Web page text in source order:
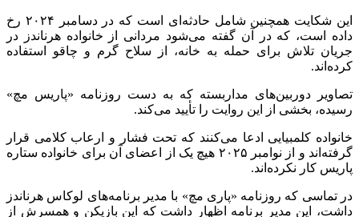
این شکایت همچنین شامل حادثه‌ای است که در دسامبر ۲۰۲۴ رخ
داده است، که در آن گفته می‌شود مردانی از خانواده هرناندز در
جریان تلاش برای حمله به خانه، از سلاح گرم و چاقو استفاده
کرده‌اند.
تصاویر دوربین‌های مداربسته که به دست روزنامه «پاریس مچ»
رسیده، بخشی از این روایت را تأیید می‌کند.
خانواده کلمبیایی ادعا می‌کنند که تحت فشار و ارعاب کلامی قرار
گرفته‌اند و از نوامبر ۲۰۲۵ هیچ یک از اعضای آن برای خانواده ستاره
پاریس کار نکرده‌اند.
در تماسی که روزنامه «پاری مچ» با مدیر برنامه‌های لوکاس هرناندز
داشت، این مدیر برنامه اظهار داشت که این بازیکن و همسرش از